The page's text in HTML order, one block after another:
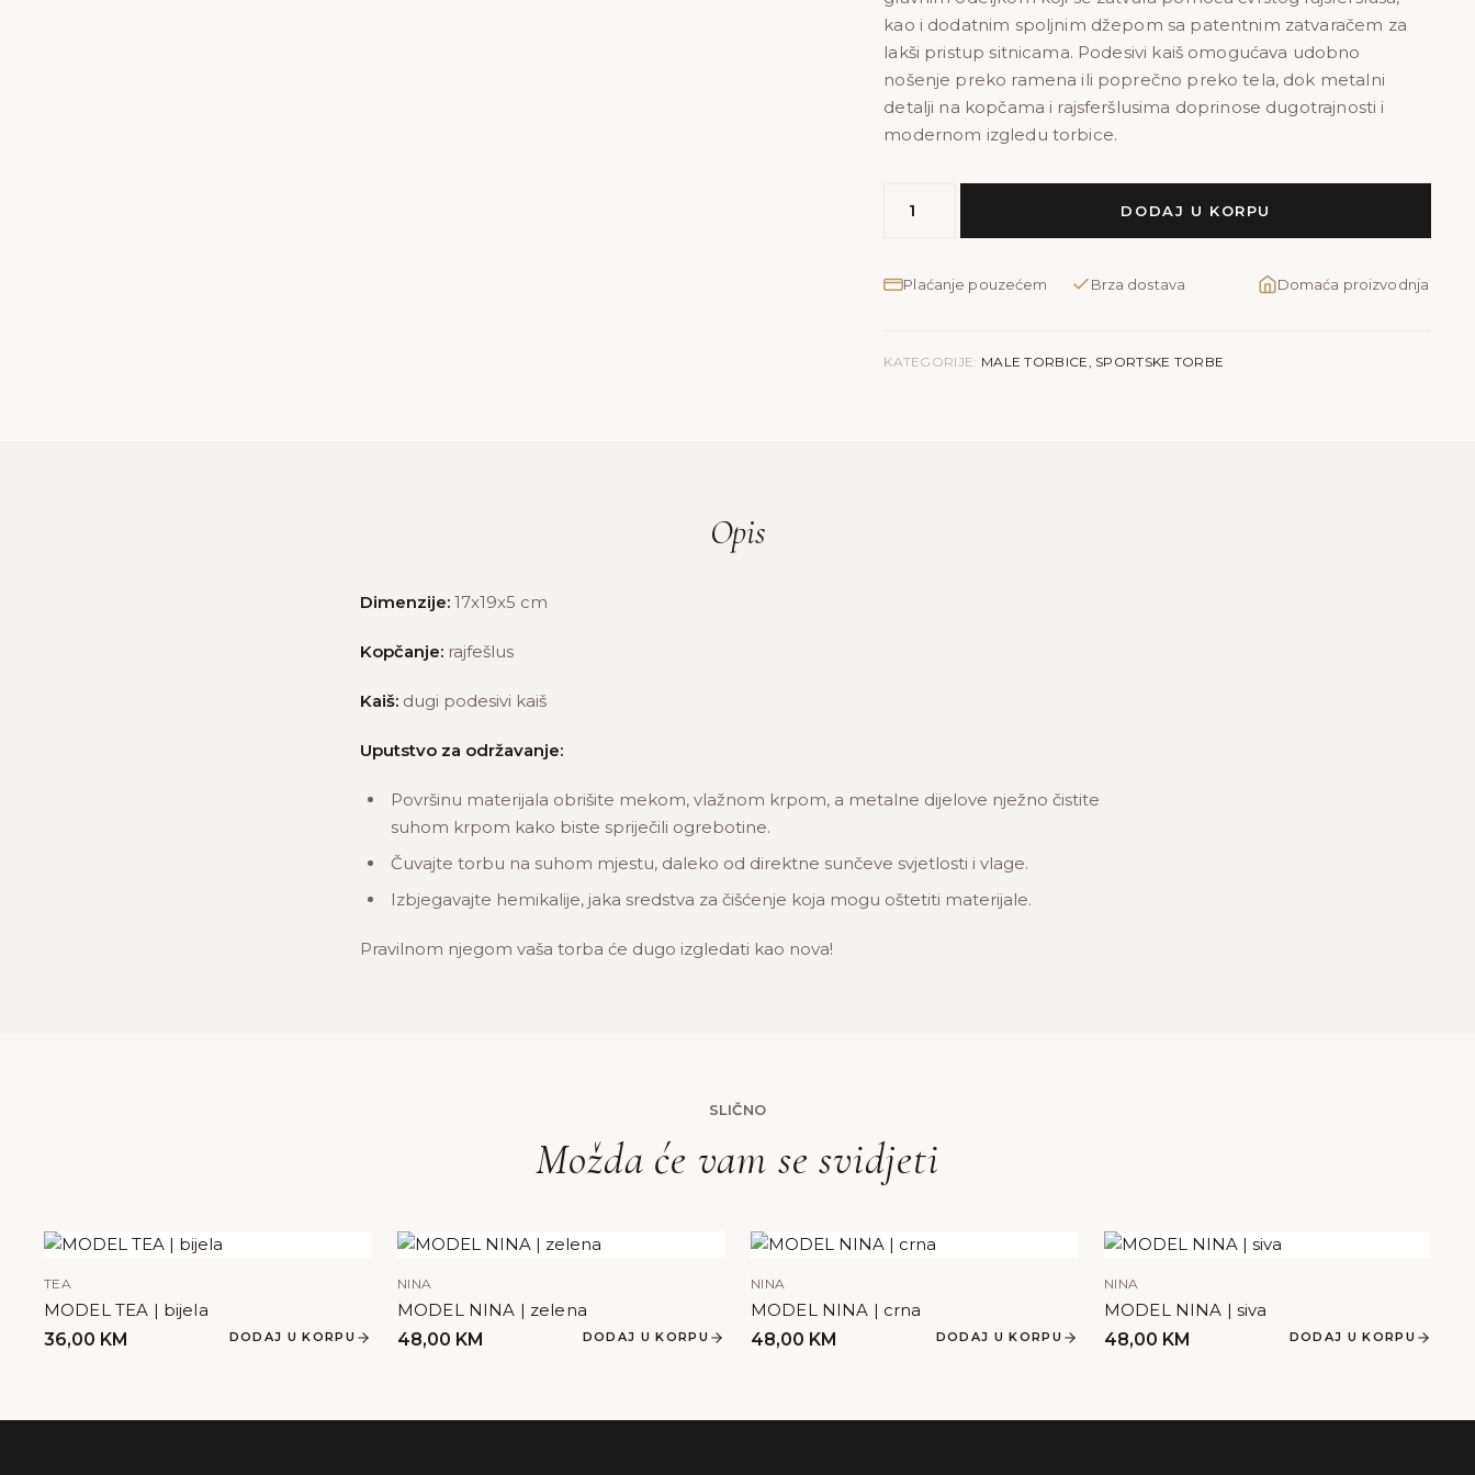
kao i dodatnim spoljnim džepom sa patentnim zatvaračem za
lakši pristup sitnicama. Podesivi kaiš omogućava udobno
nošenje preko ramena ili poprečno preko tela, dok metalni
detalji na kopčama i rajsferšlusima doprinose dugotrajnosti i
modernom izgledu torbice.
torbica
količina
DODAJ U KORPU
Plaćanje pouzećem Brza dostava Domaća proizvodnja
KATEGORIJE: MALE TORBICE, SPORTSKE TORBE
Opis
Dimenzije: 17x19x5 cm
Kopčanje: rajfešlus
Kaiš: dugi podesivi kaiš
Uputstvo za održavanje:
Površinu materijala obrišite mekom, vlažnom krpom, a metalne dijelove nježno čistite
suhom krpom kako biste spriječili ogrebotine.
Čuvajte torbu na suhom mjestu, daleko od direktne sunčeve svjetlosti i vlage.
Izbjegavajte hemikalije, jaka sredstva za čišćenje koja mogu oštetiti materijale.
Pravilnom njegom vaša torba će dugo izgledati kao nova!
SLIČNO
Možda će vam se svidjeti
TEA
MODEL TEA | bijela
36,00 KM DODAJ U KORPU
NINA
MODEL NINA | zelena
48,00 KM DODAJ U KORPU
NINA
MODEL NINA | crna
48,00 KM DODAJ U KORPU
NINA
MODEL NINA | siva
48,00 KM DODAJ U KORPU